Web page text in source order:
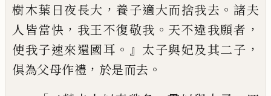
樹木葉日夜長大 ，養子適大而捨我去 。 諸夫
人皆當快 ， 我王不復敬我 。 天不違我願者 ，
使我子速來還國耳 。』 太子與妃及其二子 ，
俱為父母作禮 ， 於是而去 。